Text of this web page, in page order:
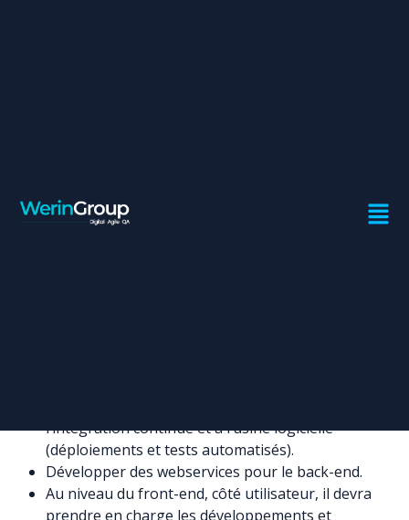
Ville:Casablanca
l’intégration continue et à l’usine logicielle
(déploiements et tests automatisés).
Développer des webservices pour le back-end.
Au niveau du front-end, côté utilisateur, il devra
prendre en charge les développements et